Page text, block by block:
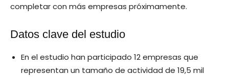
completar con más empresas próximamente.
Datos clave del estudio
En el estudio han participado 12 empresas que
representan un tamaño de actividad de 19,5 mil